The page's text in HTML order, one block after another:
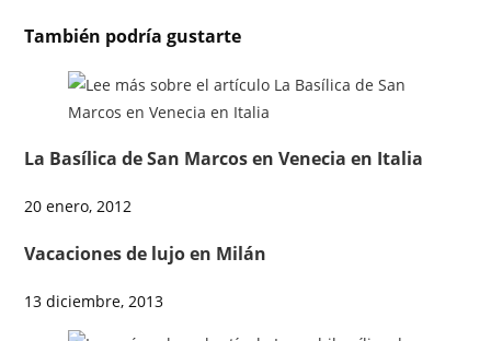
También podría gustarte
La Basílica de San Marcos en Venecia en Italia
20 enero, 2012
Vacaciones de lujo en Milán
13 diciembre, 2013